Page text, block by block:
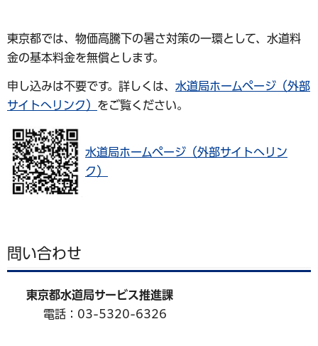
東京都では、物価高騰下の暑さ対策の一環として、水道料
金の基本料金を無償とします。
申し込みは不要です。詳しくは、 水道局ホームページ（外部
サイトへリンク） をご覧ください。
水道局ホームページ（外部サイトへリン
ク）
問い合わせ
東京都水道局サービス推進課
電話：03-5320-6326